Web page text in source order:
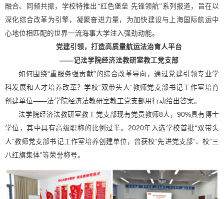
融合、同频共振，学校特推出“红色堡垒 先锋领航”系列报道，旨在以
深化综合改革为引擎，凝聚奋进力量，为加快建设与上海国际航运中
心地位相匹配的世界一流海事大学注入强劲动能。
党建引领，打造高质量航运法治育人平台
——记法学院经济法教研室教工党支部
如何围绕“重服务强贡献”的综合改革导向，通过党建引领专业学
科发展和人才培养改革？学校“双带头人”教师党支部书记工作室培育
创建单位——法学院经济法教研室教工党支部用行动给出答案。
法学院经济法教研室教工党支部现有党员教师8人，90%具有博士
学位，其中具有高级职称的比例过半。2020年入选学校首批“双带头
人”教师党支部书记工作室培养创建单位，曾获校“先进党支部”、校“三
八红旗集体”等荣誉称号。